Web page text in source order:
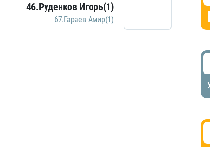
46.Руденков Игорь(1)
67.Гараев Амир(1)